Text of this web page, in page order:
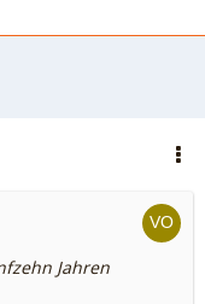
Jahren